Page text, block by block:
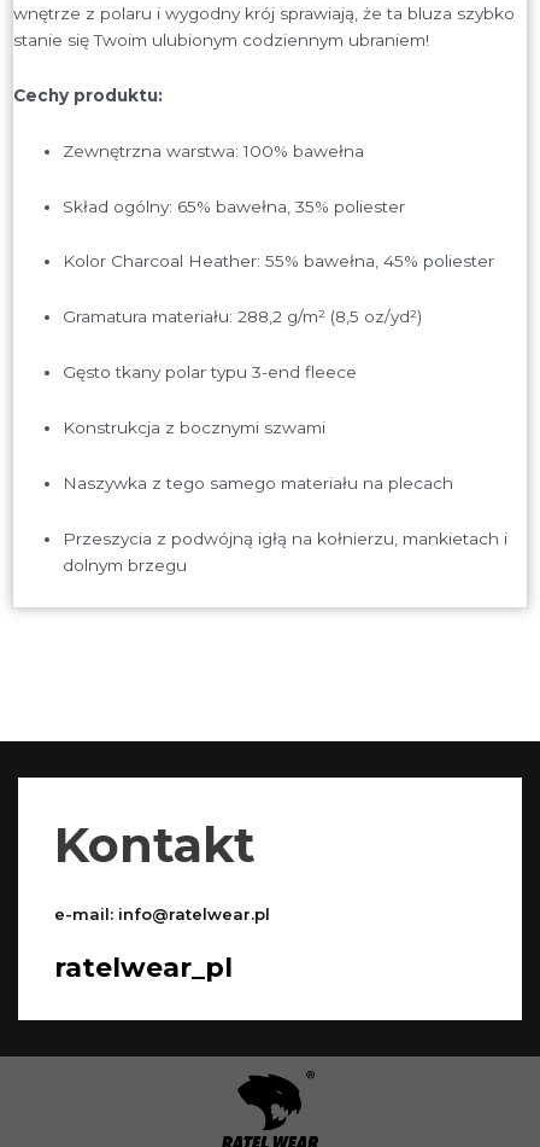
wnętrze z polaru i wygodny krój sprawiają, że ta bluza szybko
stanie się Twoim ulubionym codziennym ubraniem!
Cechy produktu:
Zewnętrzna warstwa: 100% bawełna
Skład ogólny: 65% bawełna, 35% poliester
Kolor Charcoal Heather: 55% bawełna, 45% poliester
Gramatura materiału: 288,2 g/m² (8,5 oz/yd²)
Gęsto tkany polar typu 3-end fleece
Konstrukcja z bocznymi szwami
Naszywka z tego samego materiału na plecach
Przeszycia z podwójną igłą na kołnierzu, mankietach i
dolnym brzegu
Kontakt
e-mail: info@ratelwear.pl
ratelwear_pl